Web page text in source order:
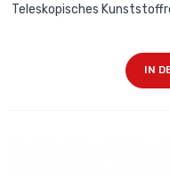
Teleskopisches
IN